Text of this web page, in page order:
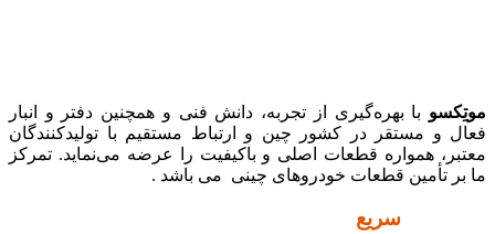
موتِکسو با بهره‌گیری از تجربه، دانش فنی و همچنین دفتر و انبار
فعال و مستقر در کشور چین و ارتباط مستقیم با تولیدکنندگان
معتبر، همواره قطعات اصلی و باکیفیت را عرضه می‌نماید. تمرکز
ما بر تأمین قطعات خودروهای چینی می باشد .
سریع